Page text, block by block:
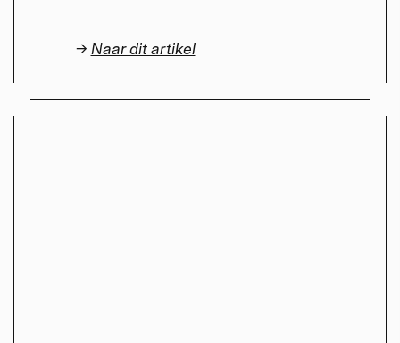
→ Naar dit artikel